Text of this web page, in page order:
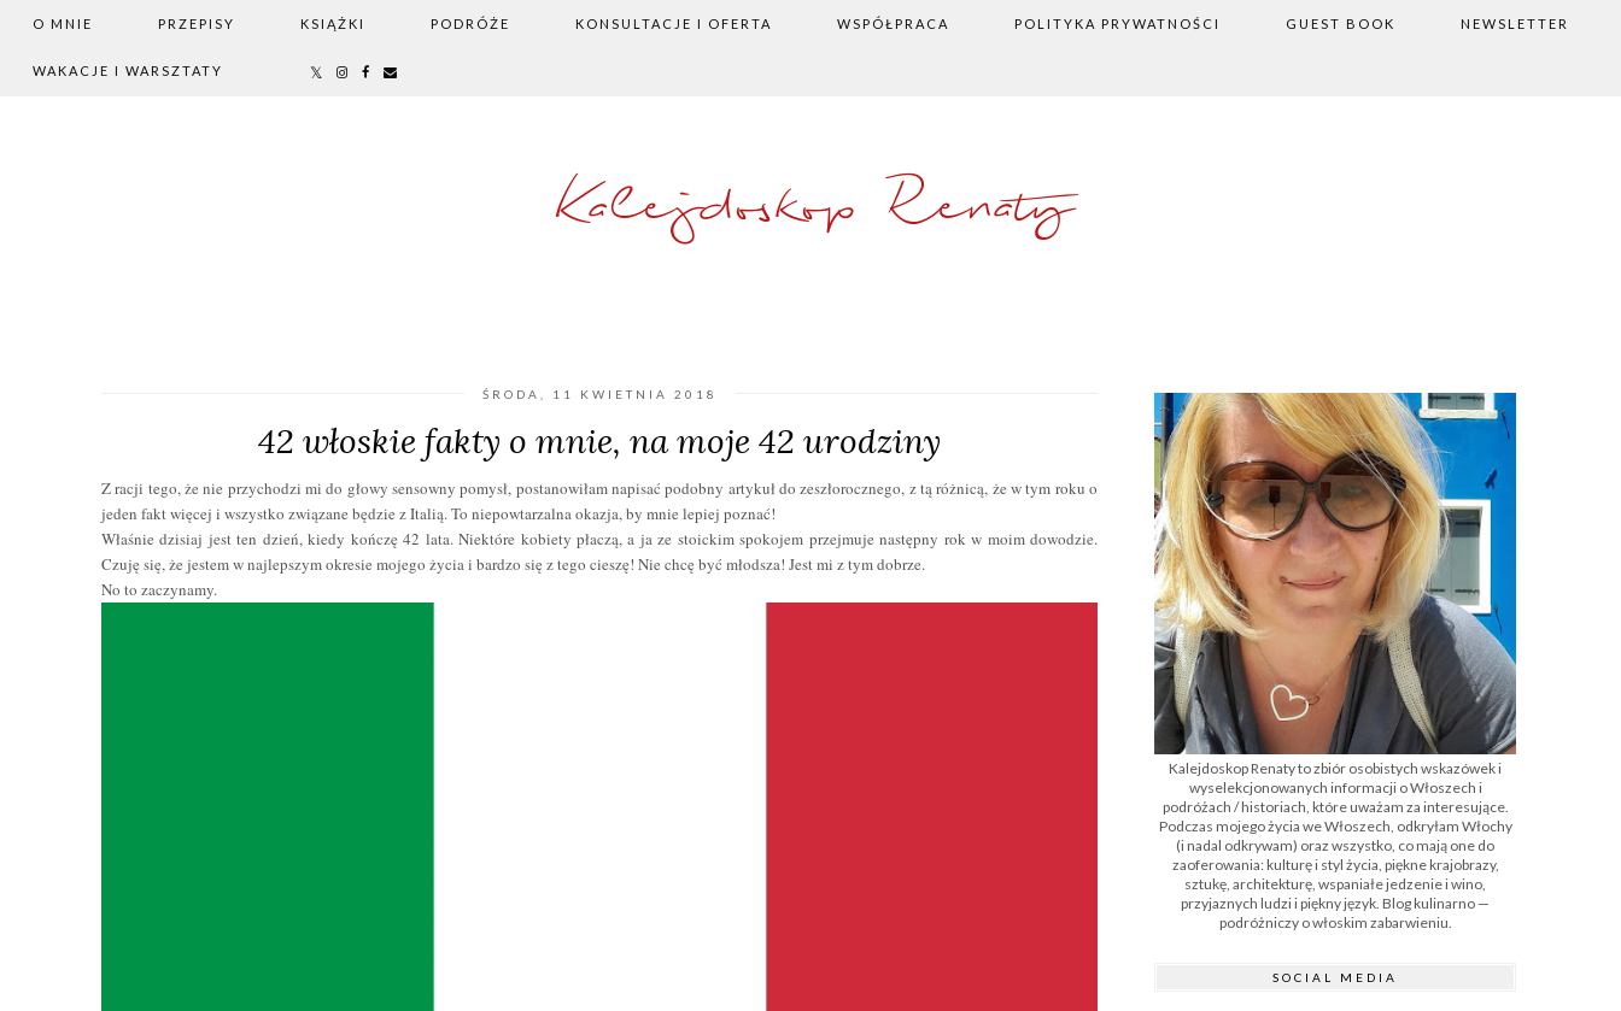
O MNIE PRZEPISY KSIĄŻKI PODRÓŻE KONSULTACJE I OFERTA WSPÓŁPRACA POLITYKA PRYWATNOŚCI GUEST BOOK NEWSLETTER
WAKACJE I WARSZTATY
Kalejdoskop Renaty
ŚRODA, 11 KWIETNIA 2018
42 włoskie fakty o mnie, na moje 42 urodziny
Z racji tego, że nie przychodzi mi do głowy sensowny pomysł, postanowiłam napisać podobny artykuł do zeszłorocznego, z tą różnicą, że w tym roku o
jeden fakt więcej i wszystko związane będzie z Italią. To niepowtarzalna okazja, by mnie lepiej poznać!
Właśnie dzisiaj jest ten dzień, kiedy kończę 42 lata. Niektóre kobiety płaczą, a ja ze stoickim spokojem przejmuje następny rok w moim dowodzie.
Czuję się, że jestem w najlepszym okresie mojego życia i bardzo się z tego cieszę! Nie chcę być młodsza! Jest mi z tym dobrze.
No to zaczynamy.
Kalejdoskop Renaty to zbiór osobistych wskazówek i
wyselekcjonowanych informacji o Włoszech i
podróżach / historiach, które uważam za interesujące.
Podczas mojego życia we Włoszech, odkryłam Włochy
(i nadal odkrywam) oraz wszystko, co mają one do
zaoferowania: kulturę i styl życia, piękne krajobrazy,
sztukę, architekturę, wspaniałe jedzenie i wino,
przyjaznych ludzi i piękny język. Blog kulinarno —
podróżniczy o włoskim zabarwieniu.
SOCIAL MEDIA